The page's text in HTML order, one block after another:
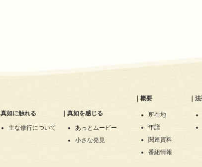
真如に触れる
主な修行について
真如を感じる
あっとムービー
小さな発見
概要
所在地
年譜
関連資料
番組情報